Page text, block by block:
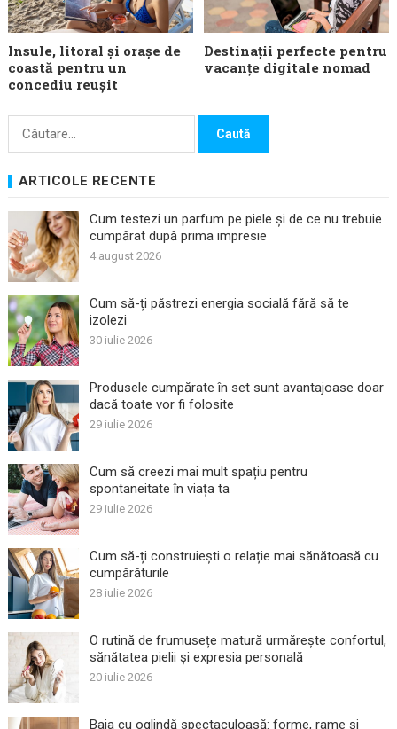
Insule, litoral și orașe de
coastă pentru un
concediu reușit
Destinații perfecte pentru
vacanțe digitale nomad
Caută
ARTICOLE RECENTE
Cum testezi un parfum pe piele și de ce nu trebuie
cumpărat după prima impresie
4 august 2026
Cum să-ți păstrezi energia socială fără să te
izolezi
30 iulie 2026
Produsele cumpărate în set sunt avantajoase doar
dacă toate vor fi folosite
29 iulie 2026
Cum să creezi mai mult spațiu pentru
spontaneitate în viața ta
29 iulie 2026
Cum să-ți construiești o relație mai sănătoasă cu
cumpărăturile
28 iulie 2026
O rutină de frumusețe matură urmărește confortul,
sănătatea pielii și expresia personală
20 iulie 2026
Baia cu oglindă spectaculoasă: forme, rame și